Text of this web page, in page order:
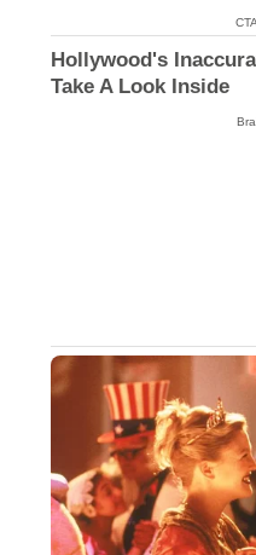
Hollywood's
Take A Look Inside